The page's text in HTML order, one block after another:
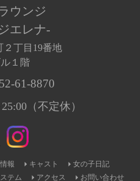
ウンジ
エレナ-
２丁目19番地
１階
61-8870
（不定休）
報 キャスト
女の子日記
テム アクセス お問い合わせ